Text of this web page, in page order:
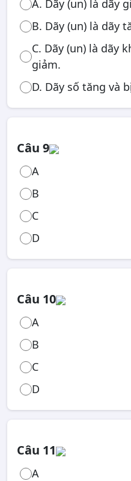
A. Dãy (un) là dãy
B. Dãy (un) là dãy
C. Dãy (un) là dãy
giảm.
D. Dãy số tăng và
Câu 9
A
B
C
D
Câu 10
A
B
C
D
Câu 11
A